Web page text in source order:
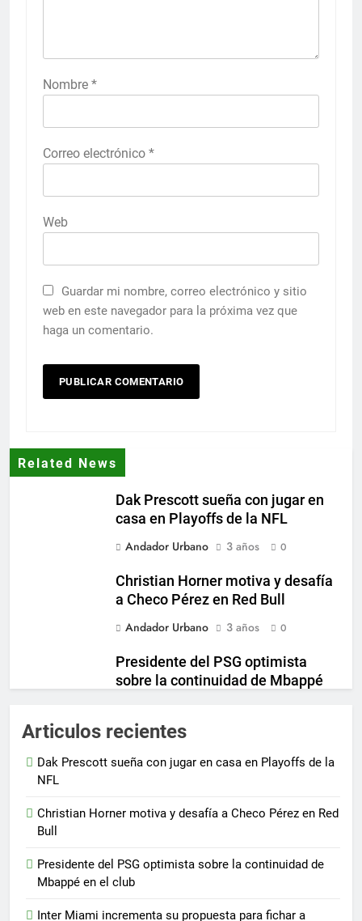
Nombre *
Correo electrónico *
Web
Guardar mi nombre, correo electrónico y sitio
web en este navegador para la próxima vez que
haga un comentario.
Related News
Dak Prescott sueña con jugar en
casa en Playoffs de la NFL
Andador Urbano
3 años 0
Christian Horner motiva y desafía
a Checo Pérez en Red Bull
Andador Urbano
3 años 0
Presidente del PSG optimista
sobre la continuidad de Mbappé
Andador Urbano
Inter Miami incrementa su
Articulos recientes
Dak Prescott sueña con jugar en casa en Playoffs de la
NFL
Christian Horner motiva y desafía a Checo Pérez en Red
Bull
Presidente del PSG optimista sobre la continuidad de
Mbappé en el club
Inter Miami incrementa su propuesta para fichar a